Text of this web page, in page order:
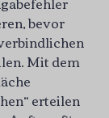
bevor
Mit dem
erteilen